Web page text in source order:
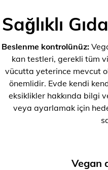
Sağlıklı
Beslenme kontrolünüz:
kan testleri, gerekli tüm
vücutta yeterince mevcut
önemlidir. Evde kendi
eksiklikler hakkında bilgi
veya ayarlamak için
Vegan